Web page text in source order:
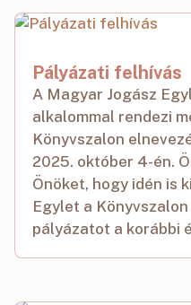
Pályázati felhívás
A Magyar Jogász
alkalommal rendezi
Könyvszalon
2025. október 4-én.
Önöket, hogy idén is
Egylet a
pályázatot a korábbi